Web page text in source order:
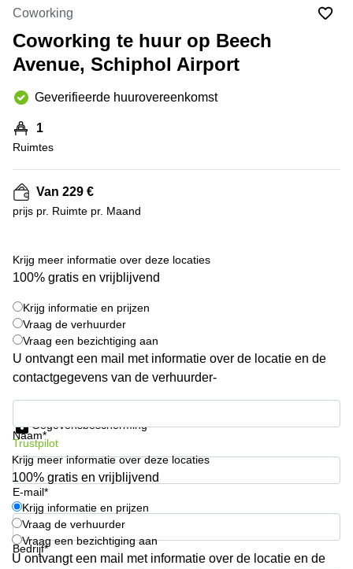
Hengelo
Hilversum
Hoofddorp
Deventer
Rotterdam
Tiel
Zwolle
Bodegraven-
Reeuwijk
Business
center
Arnhem
Business
Amsterdam
Westpoort
Business
center
Hilversum
Den
Haag
space
Breda
Coworking
Arnhem
Coworking
space
Hilversum
Coworking
space
Zwolle
Coworking
Haarlem
Coworking
Coworking te huur op Beech
Avenue, Schiphol Airport
Geverifieerde huurovereenkomst
1
Ruimtes
Van 229 €
prijs pr. Ruimte pr. Maand
Krijg meer informatie over deze locaties
100% gratis en vrijblijvend
Krijg informatie en prijzen
Vraag de verhuurder
Vraag een bezichtiging aan
U ontvangt een mail met informatie over de locatie en de
contactgegevens van de verhuurder-
Naam*
E-mail*
Bedrijf*
Gegevensbescherming
Trustpilot
Krijg meer informatie over deze locaties
100% gratis en vrijblijvend
Krijg informatie en prijzen
Vraag de verhuurder
Vraag een bezichtiging aan
U ontvangt een mail met informatie over de locatie en de